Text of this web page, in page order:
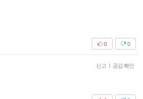
0
0
신고 | 공감 확인